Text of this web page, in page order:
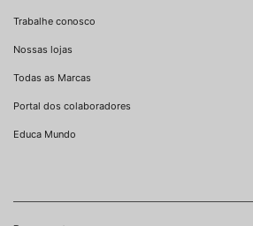
Trabalhe conosco
Nossas lojas
Todas as Marcas
Portal dos colaboradores
Educa Mundo